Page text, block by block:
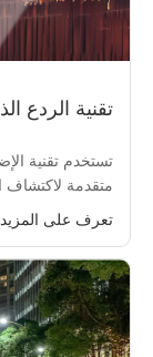
تقنية الردع
تستخدم تقنية
متقدمة لاكتشاف
تعرف على المزيد